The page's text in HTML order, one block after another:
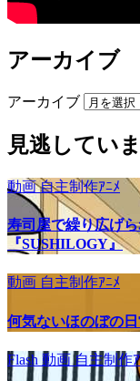
アーカイブ
アーカイブ
見逃してい
動画自主制作ｱﾆﾒ
寿司屋で繰り広げ
『SUSHILOGY』
動画 自主制作ｱﾆﾒ
何気ないほのぼの
Flash 動画自主制作